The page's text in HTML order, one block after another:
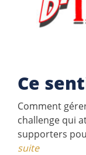
Ce
Comment
challenge qui
supporters
suite